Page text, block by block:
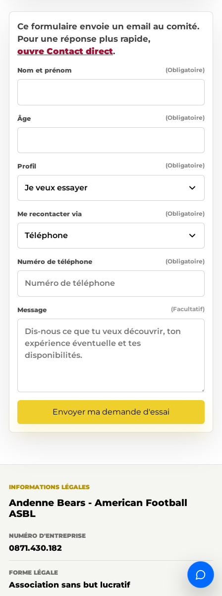
Ce formulaire envoie un email au comité.
Pour une réponse plus rapide,
ouvre Contact direct.
Nom et prénom Obligatoire
Âge Obligatoire
Profil Obligatoire
Me recontacter via Obligatoire
Numéro de téléphone Obligatoire
Message Facultatif
Envoyer ma demande d'essai
INFORMATIONS LÉGALES
Andenne Bears - American Football
ASBL
NUMÉRO D'ENTREPRISE
0871.430.182
FORME LÉGALE
Association sans but lucratif